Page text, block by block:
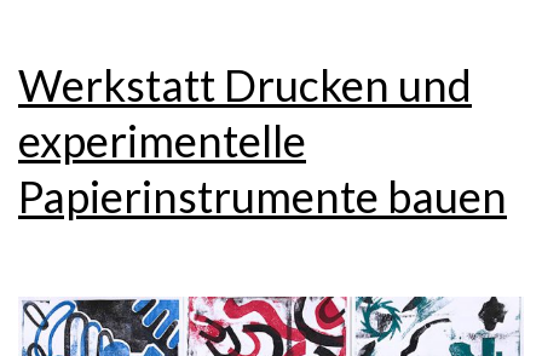
Werkstatt Drucken und
experimentelle
Papierinstrumente bauen